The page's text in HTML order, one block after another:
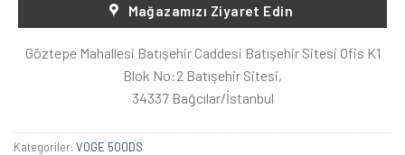
Mağazamızı Ziyaret Edin
Göztepe Mahallesi Batışehir Caddesi Batışehir Sitesi Ofis K1
Blok No:2 Batışehir Sitesi,
34337 Bağcılar/İstanbul
Kategoriler: VOGE 500DS